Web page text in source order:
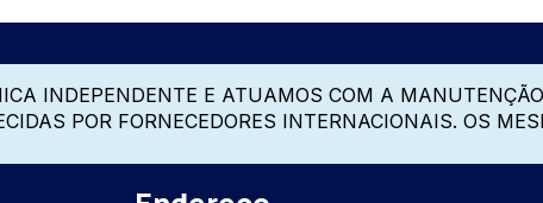
INDEPENDENTE E ATUAMOS COM A
POR FORNECEDORES INTERNACIONAIS. OS